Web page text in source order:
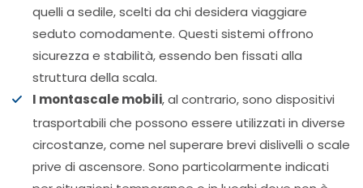
quelli a sedile, scelti da chi desidera viaggiare
seduto comodamente. Questi sistemi offrono
sicurezza e stabilità, essendo ben fissati alla
struttura della scala.
I montascale mobili, al contrario, sono dispositivi
trasportabili che possono essere utilizzati in diverse
circostanze, come nel superare brevi dislivelli o scale
prive di ascensore. Sono particolarmente indicati